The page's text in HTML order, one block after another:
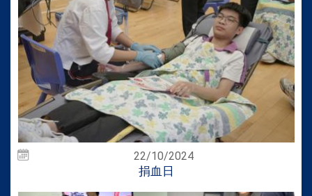
22/10/2024
捐血日